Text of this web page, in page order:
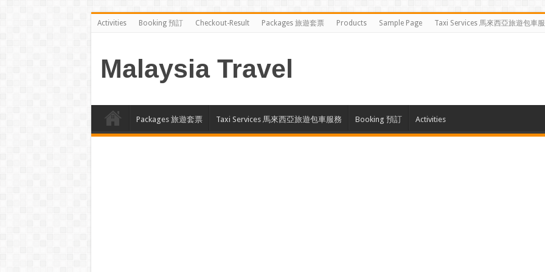
Activities Booking 預訂 Checkout-Result Packages 旅遊套票 Products Sample Page Taxi Services 馬來西亞旅遊包車
Malaysia Travel
Packages 旅遊套票 Taxi Services 馬來西亞旅遊包車服務 Booking 預訂 Activities